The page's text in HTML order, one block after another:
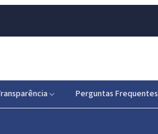
Perguntas Frequentes